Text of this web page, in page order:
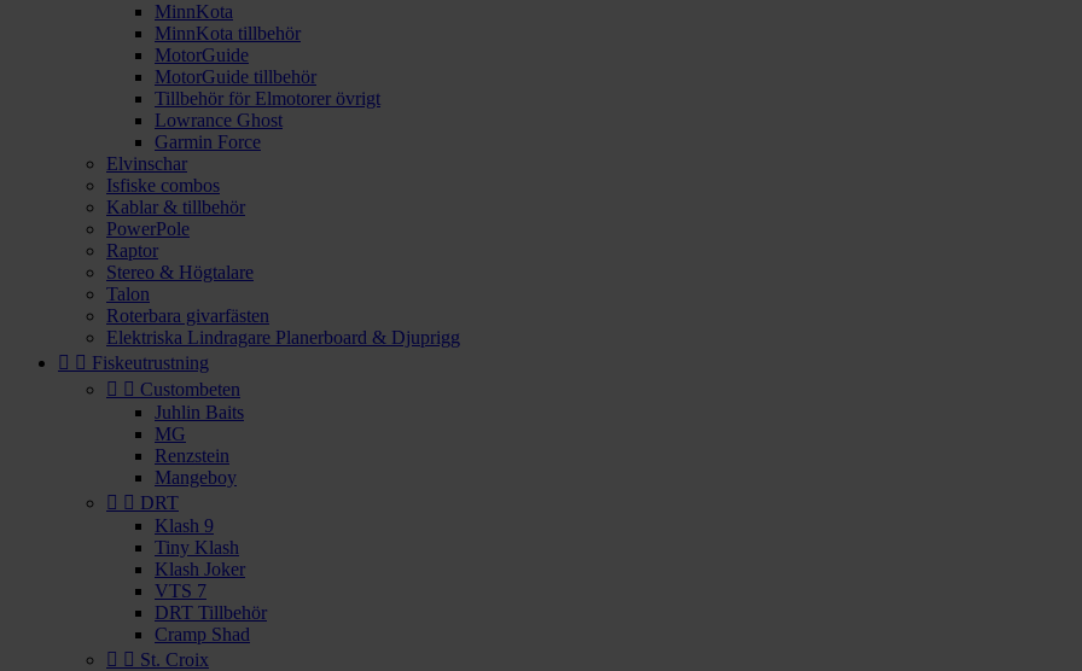
MinnKota
MinnKota tillbehör
MotorGuide
MotorGuide tillbehör
Tillbehör för Elmotorer övrigt
Lowrance Ghost
Garmin Force
Elvinschar
Isfiske combos
Kablar & tillbehör
PowerPole
Raptor
Stereo & Högtalare
Talon
Roterbara givarfästen
Elektriska Lindragare Planerboard & Djuprigg
  Fiskeutrustning
  Custombeten
Juhlin Baits
MG
Renzstein
Mangeboy
  DRT
Klash 9
Tiny Klash
Klash Joker
VTS 7
DRT Tillbehör
Cramp Shad
  St. Croix